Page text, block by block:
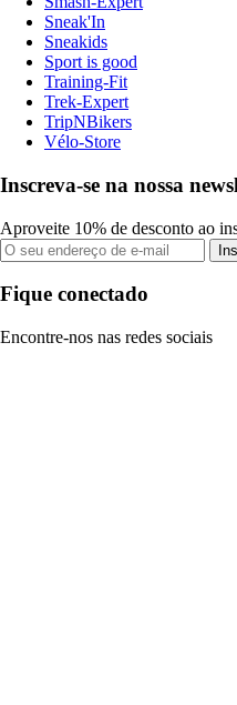
Sneak'In
Sneakids
Sport is good
Training-Fit
Trek-Expert
TripNBikers
Vélo-Store
Inscreva-se na nossa
Aproveite 10% de desconto ao
Fique conectado
Encontre-nos nas redes sociais